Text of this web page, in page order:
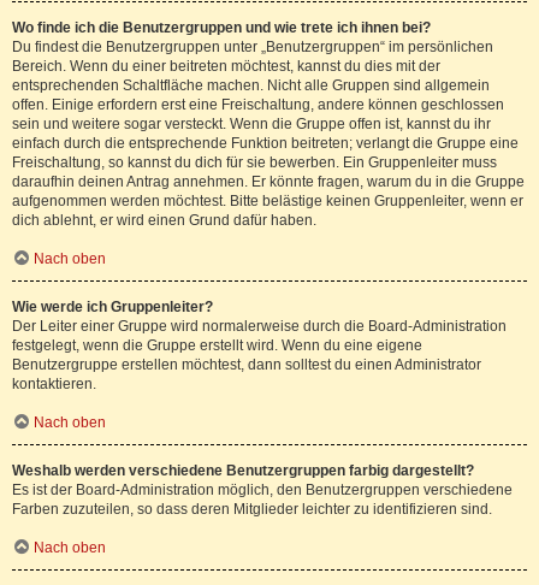
Wo finde ich die Benutzergruppen und wie trete ich ihnen bei?
Du findest die Benutzergruppen unter „Benutzergruppen“ im persönlichen
Bereich. Wenn du einer beitreten möchtest, kannst du dies mit der
entsprechenden Schaltfläche machen. Nicht alle Gruppen sind allgemein
offen. Einige erfordern erst eine Freischaltung, andere können geschlossen
sein und weitere sogar versteckt. Wenn die Gruppe offen ist, kannst du ihr
einfach durch die entsprechende Funktion beitreten; verlangt die Gruppe eine
Freischaltung, so kannst du dich für sie bewerben. Ein Gruppenleiter muss
daraufhin deinen Antrag annehmen. Er könnte fragen, warum du in die Gruppe
aufgenommen werden möchtest. Bitte belästige keinen Gruppenleiter, wenn er
dich ablehnt, er wird einen Grund dafür haben.
Nach oben
Wie werde ich Gruppenleiter?
Der Leiter einer Gruppe wird normalerweise durch die Board-Administration
festgelegt, wenn die Gruppe erstellt wird. Wenn du eine eigene
Benutzergruppe erstellen möchtest, dann solltest du einen Administrator
kontaktieren.
Nach oben
Weshalb werden verschiedene Benutzergruppen farbig dargestellt?
Es ist der Board-Administration möglich, den Benutzergruppen verschiedene
Farben zuzuteilen, so dass deren Mitglieder leichter zu identifizieren sind.
Nach oben